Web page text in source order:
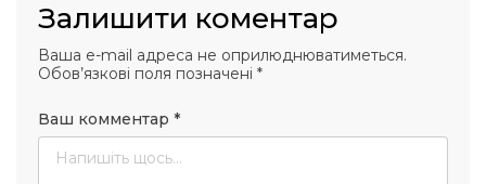
Залишити коментар
Ваша e-mail адреса не оприлюднюватиметься.
Обов’язкові поля позначені *
Ваш комментар *